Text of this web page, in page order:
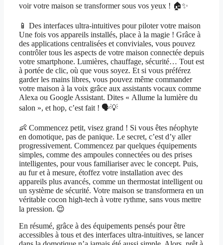
voir votre maison se transformer sous vos yeux ! 🏠✨
📱 Des interfaces ultra-intuitives pour piloter votre maison
Une fois vos appareils installés, place à la magie ! Grâce à
des applications centralisées et conviviales, vous pouvez
contrôler tous les aspects de votre maison connectée depuis
votre smartphone. Lumières, chauffage, sécurité… Tout est
à portée de clic, où que vous soyez. Et si vous préférez
garder les mains libres, vous pouvez même commander
votre maison à la voix grâce aux assistants vocaux comme
Alexa ou Google Assistant. Dites « Allume la lumière du
salon », et hop, c’est fait ! 🗣️💡
👶 Commencez petit, visez grand ! Si vous êtes néophyte
en domotique, pas de panique. Le secret, c’est d’y aller
progressivement. Commencez par quelques équipements
simples, comme des ampoules connectées ou des prises
intelligentes, pour vous familiariser avec le concept. Puis,
au fur et à mesure, étoffez votre installation avec des
appareils plus avancés, comme un thermostat intelligent ou
un système de sécurité. Votre maison se transformera en un
véritable cocon high-tech à votre rythme, sans vous mettre
la pression. 😌
En résumé, grâce à des équipements pensés pour être
accessibles à tous et des interfaces ultra-intuitives, se lancer